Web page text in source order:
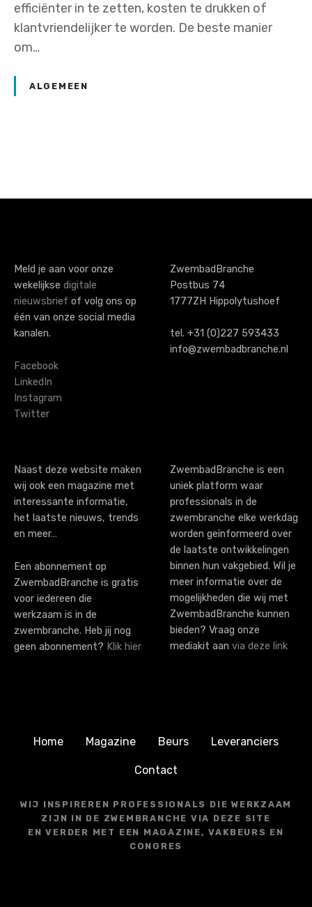
efficiënter in te zetten, kosten te drukken of
klantvriendelijker te worden. De beste manier
om…
ALGEMEEN
o
s
n
a
i
g
a
i
o
n
Meld je aan voor onze
wekelijkse digitale
nieuwsbrief of volg ons op
één van onze social media
kanalen.
Facebook
LinkedIn
Instagram
Twitter
ZwembadBranche
Postbus 74
1777ZH Hippolytushoef
tel. +31 (0)227 593433
info@zwembadbranche.nl
Naast deze website maken
wij ook een magazine met
interessante informatie,
het laatste nieuws, trends
en meer…
Een abonnement op
ZwembadBranche is gratis
voor iedereen die
werkzaam is in de
zwembranche. Heb jij nog
geen abonnement? Klik hier
ZwembadBranche is een
uniek platform waar
professionals in de
zwembranche elke werkdag
worden geïnformeerd over
de laatste ontwikkelingen
binnen hun vakgebied. Wil je
meer informatie over de
mogelijkheden die wij met
ZwembadBranche kunnen
bieden? Vraag onze
mediakit aan via deze link
Home Magazine Beurs Leveranciers
Contact
WIJ INSPIREREN PROFESSIONALS DIE WERKZAAM
ZIJN IN DE ZWEMBRANCHE VIA DEZE SITE
EN VERDER MET EEN MAGAZINE, VAKBEURS EN
CONGRES